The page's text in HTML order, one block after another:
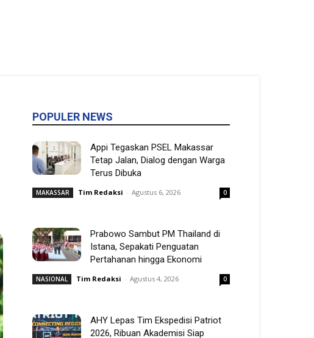
POPULER NEWS
Appi Tegaskan PSEL Makassar
Tetap Jalan, Dialog dengan Warga
Terus Dibuka
MAKASSAR Tim Redaksi - Agustus 6, 2026 0
Prabowo Sambut PM Thailand di
Istana, Sepakati Penguatan
Pertahanan hingga Ekonomi
NASIONAL Tim Redaksi - Agustus 4, 2026 0
AHY Lepas Tim Ekspedisi Patriot
2026, Ribuan Akademisi Siap